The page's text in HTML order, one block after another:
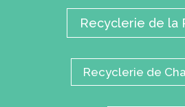
Recyclerie de la
Recyclerie de